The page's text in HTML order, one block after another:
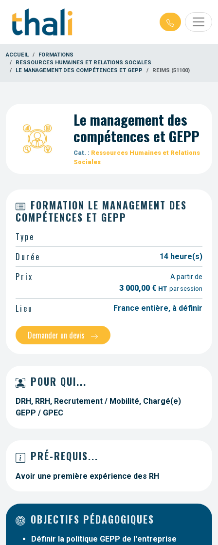
ACCUEIL
FORMATIONS
RESSOURCES HUMAINES ET RELATIONS SOCIALES
LE MANAGEMENT DES COMPÉTENCES ET GEPP
REIMS (51100)
Le management des
compétences et GEPP
Cat. : Ressources Humaines et Relations
Sociales
POUR QUI...
DRH, RRH, Recrutement / Mobilité, Chargé(e)
GEPP / GPEC
PRÉ-REQUIS...
Avoir une première expérience des RH
OBJECTIFS PÉDAGOGIQUES
Définir la politique GEPP de l'entreprise
FORMATION LE MANAGEMENT DES
COMPÉTENCES ET GEPP
Type
Durée
14 heure(s)
Prix A partir de
3 000,00 € HT par session
Lieu France entière, à définir
Demander un devis